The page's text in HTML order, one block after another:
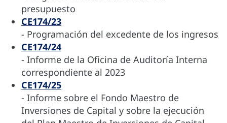
presupuesto
CE174/23
- Programación del excedente de los ingresos
CE174/24
- Informe de la Oficina de Auditoría Interna
correspondiente al 2023
CE174/25
- Informe sobre el Fondo Maestro de
Inversiones de Capital y sobre la ejecución